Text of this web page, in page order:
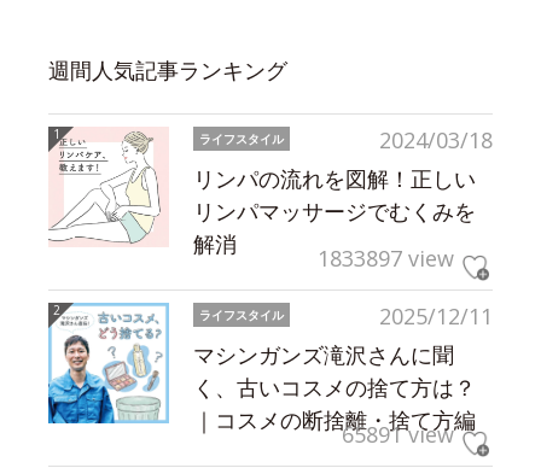
週間人気記事ランキング
2024/03/18
ライフスタイル
リンパの流れを図解！正しい
リンパマッサージでむくみを
解消
1833897 view
2025/12/11
ライフスタイル
マシンガンズ滝沢さんに聞
く、古いコスメの捨て方は？
｜コスメの断捨離・捨て方編
65891 view